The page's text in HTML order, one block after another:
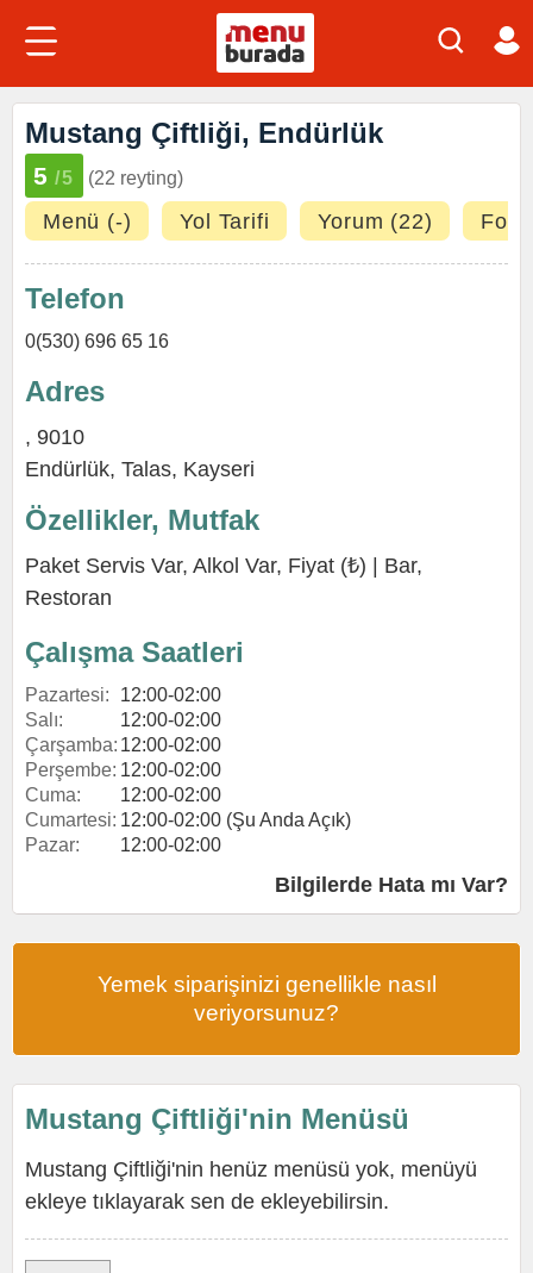
Mustang Çiftliği, Endürlük
5 /5 (22 reyting)
Menü (-) Yol Tarifi Yorum (22)
Telefon
0(530) 696 65 16
Adres
, 9010
Endürlük, Talas, Kayseri
Özellikler, Mutfak
Paket Servis Var, Alkol Var, Fiyat (₺) | Bar,
Restoran
Çalışma Saatleri
Pazartesi:
12:00-02:00
Salı:
12:00-02:00
Çarşamba: 12:00-02:00
Perşembe: 12:00-02:00
Cuma:
12:00-02:00
Cumartesi: 12:00-02:00 (Şu Anda Açık)
Pazar:
12:00-02:00
Bilgilerde Hata mı Var?
Yemek siparişinizi genellikle nasıl
veriyorsunuz?
Mustang Çiftliği'nin Menüsü
Mustang Çiftliği'nin henüz menüsü yok, menüyü
ekleye tıklayarak sen de ekleyebilirsin.